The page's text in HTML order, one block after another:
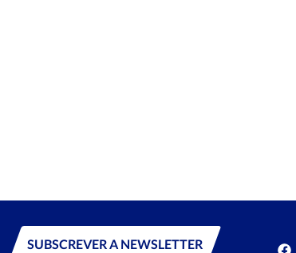
SUBSCREVER A NEWSLETTER